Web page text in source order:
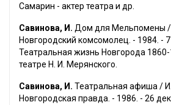
Самарин - актер театра и др.
Савинова, И. Дом для Мельпомены /
Новгородский комсомолец. - 1984. - 7
Театральная жизнь Новгорода 1860-
театре Н. И. Мерянского.
Савинова, И. Театральная афиша /
Новгородская правда. - 1986. - 26